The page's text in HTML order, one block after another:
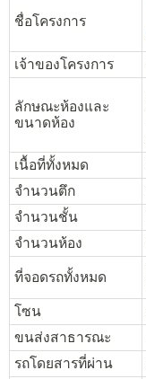
ชื่อโครงการ
เจ้าของโครงการ
ลักษณะห้องและ
ขนาดห้อง
เนื้อที่ทั้งหมด
จำนวนตึก
จำนวนชั้น
จำนวนห้อง
ที่จอดรถทั้งหมด
โซน
ขนส่งสาธารณะ
รถโดยสารที่ผ่าน